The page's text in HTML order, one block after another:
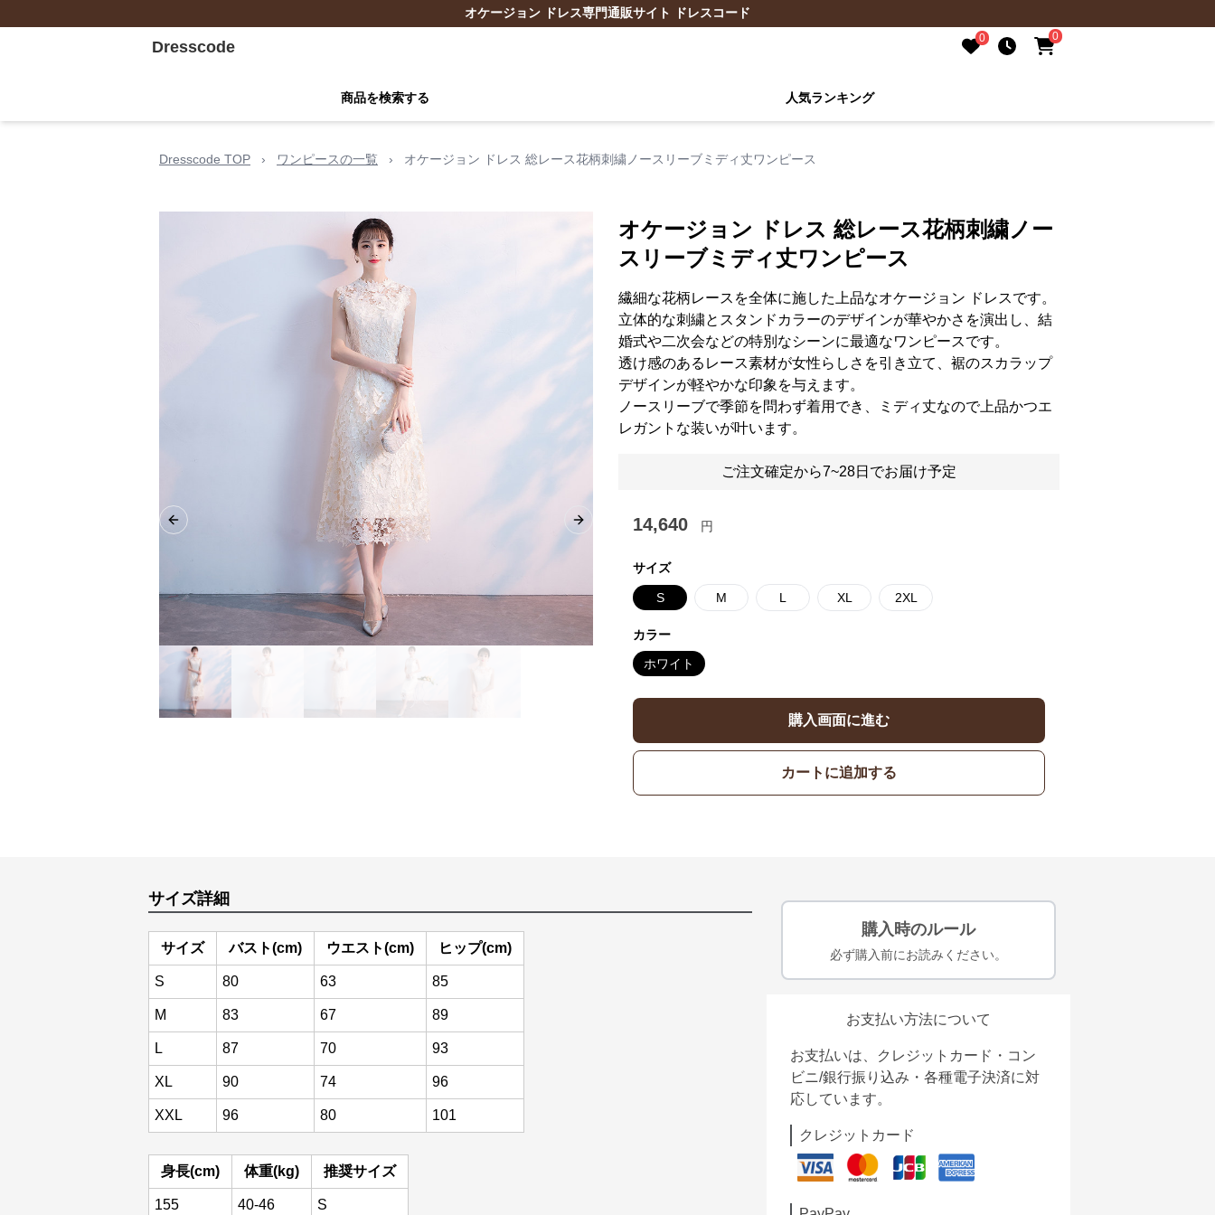
オケージョン ドレス専門通販サイト ドレスコード
Dresscode 0 0
商品を検索する 人気ランキング
Dresscode TOP › ワンピースの一覧 › オケージョン ドレス 総レース花柄刺繍ノースリーブミディ丈ワンピース
Previous slide Next slide
オケージョン ドレス 総レース花柄刺繍ノー
スリーブミディ丈ワンピース
繊細な花柄レースを全体に施した上品なオケージョン ドレスです。
立体的な刺繍とスタンドカラーのデザインが華やかさを演出し、結
婚式や二次会などの特別なシーンに最適なワンピースです。
透け感のあるレース素材が女性らしさを引き立て、裾のスカラップ
デザインが軽やかな印象を与えます。
ノースリーブで季節を問わず着用でき、ミディ丈なので上品かつエ
レガントな装いが叶います。
ご注文確定から7~28日でお届け予定
14,640 円
サイズ
S M L XL 2XL
カラー
ホワイト
購入画面に進む
カートに追加する
サイズ詳細
サイズ バスト(cm) ウエスト(cm) ヒップ(cm)
S 80 63 85
M 83 67 89
L 87 70 93
XL 90 74 96
XXL 96 80 101
身長(cm) 体重(kg) 推奨サイズ
155 40-46 S
購入時のルール
必ず購入前にお読みください。
お支払い方法について
お支払いは、クレジットカード・コン
ビニ/銀行振り込み・各種電子決済に対
応しています。
クレジットカード